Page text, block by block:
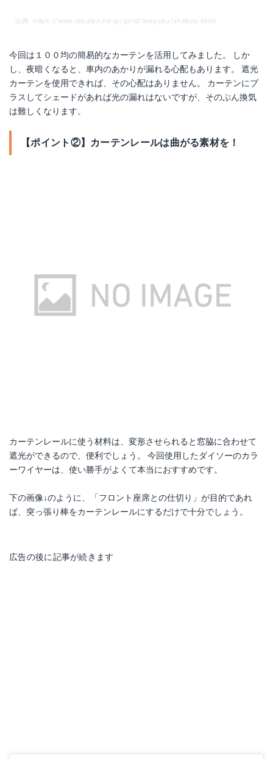
出典: https://www.rakuten.ne.jp/gold/tengoku/shakou.html
今回は１００均の簡易的なカーテンを活用してみました。 しか
し、夜暗くなると、車内のあかりが漏れる心配もあります。 遮光
カーテンを使用できれば、その心配はありません。 カーテンにプ
ラスしてシェードがあれば光の漏れはないですが、そのぶん換気
は難しくなります。
【ポイント②】カーテンレールは曲がる素材を！
カーテンレールに使う材料は、変形させられると窓脇に合わせて
遮光ができるので、便利でしょう。 今回使用したダイソーのカラ
ーワイヤーは、使い勝手がよくて本当におすすめです。
下の画像↓のように、「フロント座席との仕切り」が目的であれ
ば、突っ張り棒をカーテンレールにするだけで十分でしょう。
広告の後に記事が続きます